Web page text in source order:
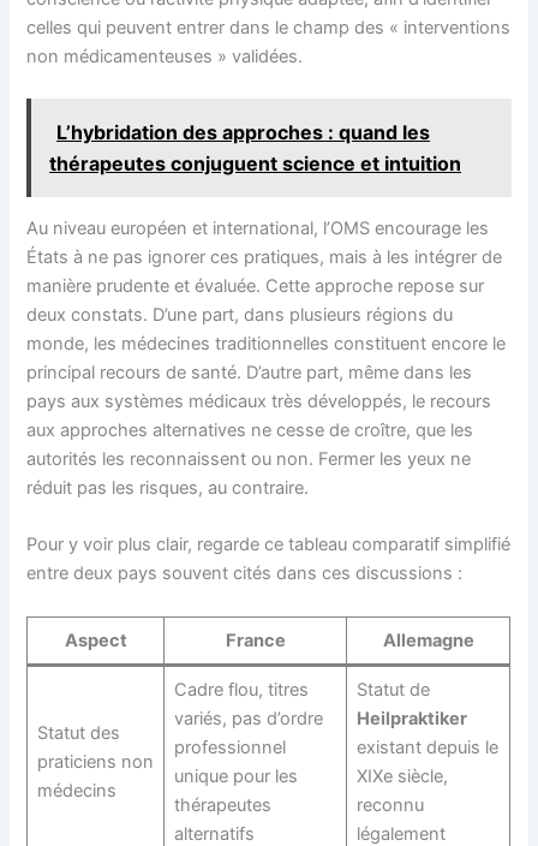
celles qui peuvent entrer dans le champ des « interventions
non médicamenteuses » validées.
L’hybridation des approches : quand les
thérapeutes conjuguent science et intuition
Au niveau européen et international, l’OMS encourage les
États à ne pas ignorer ces pratiques, mais à les intégrer de
manière prudente et évaluée. Cette approche repose sur
deux constats. D’une part, dans plusieurs régions du
monde, les médecines traditionnelles constituent encore le
principal recours de santé. D’autre part, même dans les
pays aux systèmes médicaux très développés, le recours
aux approches alternatives ne cesse de croître, que les
autorités les reconnaissent ou non. Fermer les yeux ne
réduit pas les risques, au contraire.
Pour y voir plus clair, regarde ce tableau comparatif simplifié
entre deux pays souvent cités dans ces discussions :
Aspect France Allemagne
Statut des
praticiens non
médecins
Cadre flou, titres
variés, pas d’ordre
professionnel
unique pour les
thérapeutes
alternatifs
Statut de
Heilpraktiker
existant depuis le
XIXe siècle,
reconnu
légalement